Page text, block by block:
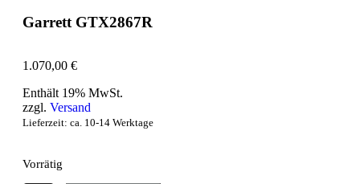
Garrett GTX2867R
1.070,00 €
Enthält 19% MwSt.
zzgl. Versand
Lieferzeit: ca. 10-14 Werktage
Vorrätig